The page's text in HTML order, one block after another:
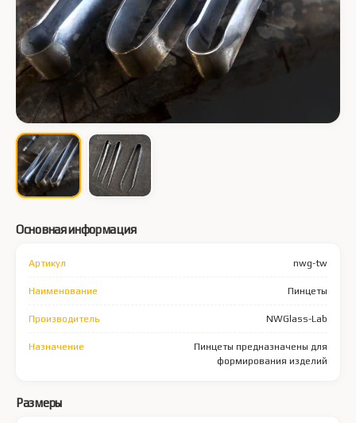
Основная информация
Артикул nwg-tw
Наименование Пинцеты
Производитель NWGlass-Lab
Назначение
Пинцеты предназначены для
формирования изделий
Размеры